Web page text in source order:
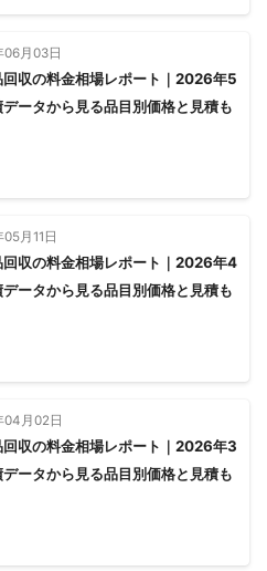
06月03日
回収の料金相場レポート｜2026年5
データから見る品目別価格と見積も
月11日
回収の料金相場レポート｜2026年4
データから見る品目別価格と見積も
04月02日
回収の料金相場レポート｜2026年3
データから見る品目別価格と見積も